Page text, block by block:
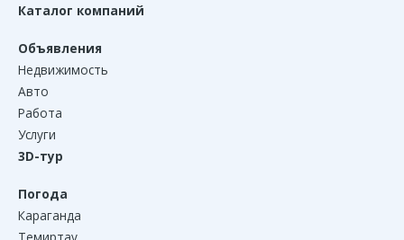
Каталог компаний
Объявления
Недвижимость
Авто
Работа
Услуги
3D-тур
Погода
Караганда
Темиртау